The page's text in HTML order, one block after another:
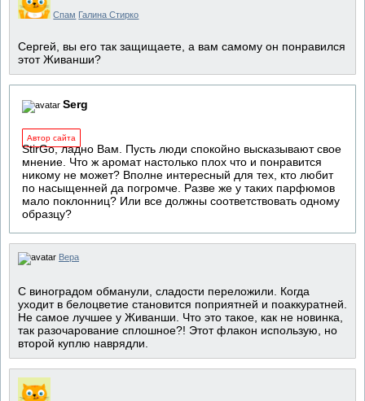
Спам Галина Стирко
Сергей, вы его так защищаете, а вам самому он понравился
этот Живанши?
Serg
Автор сайта
StirGo, ладно Вам. Пусть люди спокойно высказывают свое
мнение. Что ж аромат настолько плох что и понравится
никому не может? Вполне интересный для тех, кто любит
по насыщенней да погромче. Разве же у таких парфюмов
мало поклонниц? Или все должны соответствовать одному
образцу?
Вера
С виноградом обманули, сладости переложили. Когда
уходит в белоцветие становится поприятней и поаккуратней.
Не самое лучшее у Живанши. Что это такое, как не новинка,
так разочарование сплошное?! Этот флакон использую, но
второй куплю наврядли.